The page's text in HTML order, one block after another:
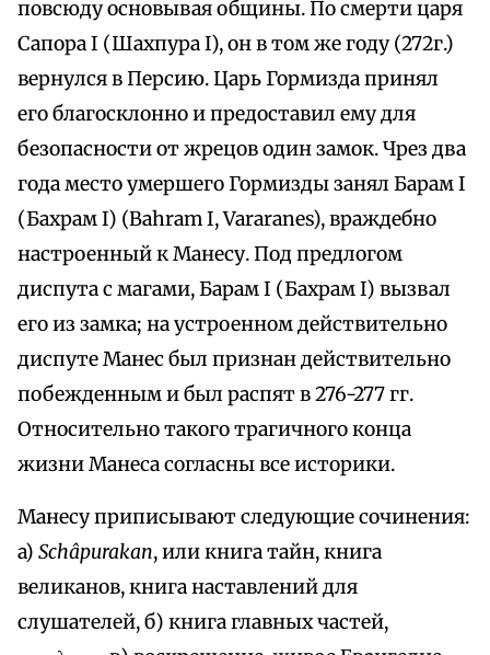
повсюду основывая общины. По смерти царя
Сапора I (Шахпура I), он в том же году (272г.)
вернулся в Персию. Царь Гормизда принял
его благосклонно и предоставил ему для
безопасности от жрецов один замок. Чрез два
года место умершего Гормизды занял Барам I
(Бахрам I) (Bahram I, Vararanes), враждебно
настроенный к Манесу. Под предлогом
диспута с магами, Барам I (Бахрам I) вызвал
его из замка; на устроенном действительно
диспуте Манес был признан действительно
побежденным и был распят в 276-277 гг.
Относительно такого трагичного конца
жизни Манеса согласны все историки.
Манесу приписывают следующие сочинения:
a) Schâpurakan, или книга тайн, книга
великанов, книга наставлений для
слушателей, б) книга главных частей,